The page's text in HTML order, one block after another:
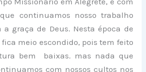
continuamos nosso trabalho
graça de Deus. Nesta época de
meio escondido, pois tem feito
bem baixas. mas nada que
com nossos cultos nos